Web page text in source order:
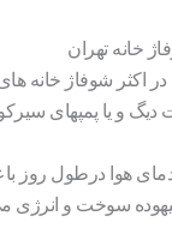
خانه تهران
در اکثر شوفاژ
دیگ و یا پمپهای
هوا درطول روز
سوخت و انرژی